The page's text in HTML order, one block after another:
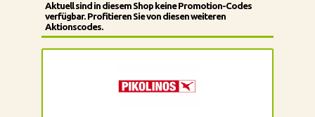
Aktuell sind in diesem Shop keine Promotion-Codes
verfügbar. Profitieren Sie von diesen weiteren
Aktionscodes.